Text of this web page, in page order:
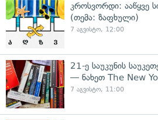
კროსვორდი: ააწყვე
(თემა: ზაფხული)
7 აგვისტო, 12:00
21-ე საუკუნის
— ნახეთ The New
7 აგვისტო, 11:00